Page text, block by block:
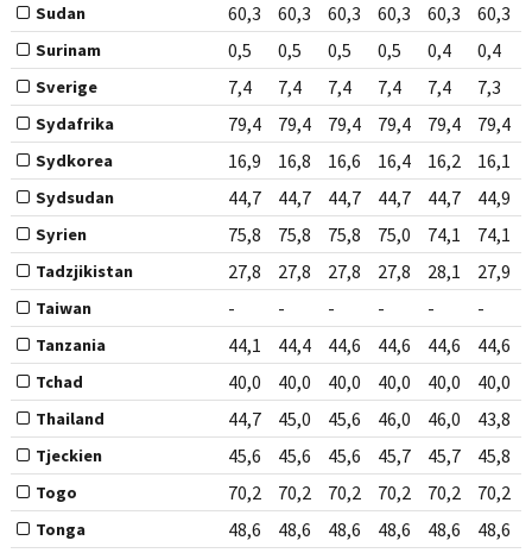
Sudan 60,3 60,3 60,3 60,3 60,3 60,3
Surinam 0,5 0,5 0,5 0,5 0,4 0,4
Sverige 7,4 7,4 7,4 7,4 7,4 7,3
Sydafrika 79,4 79,4 79,4 79,4 79,4 79,4
Sydkorea 16,9 16,8 16,6 16,4 16,2 16,1
Sydsudan 44,7 44,7 44,7 44,7 44,7 44,9
Syrien 75,8 75,8 75,8 75,0 74,1 74,1
Tadzjikistan 27,8 27,8 27,8 27,8 28,1 27,9
Taiwan - - - - - -
Tanzania 44,1 44,4 44,6 44,6 44,6 44,6
Tchad 40,0 40,0 40,0 40,0 40,0 40,0
Thailand 44,7 45,0 45,6 46,0 46,0 43,8
Tjeckien 45,6 45,6 45,6 45,7 45,7 45,8
Togo 70,2 70,2 70,2 70,2 70,2 70,2
Tonga 48,6 48,6 48,6 48,6 48,6 48,6